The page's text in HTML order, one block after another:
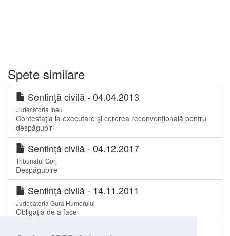
Spete similare
Sentinţă civilă - 04.04.2013
Judecătoria Ineu
Contestaţia la executare şi cererea reconvenţională pentru
despăgubiri
Sentinţă civilă - 04.12.2017
Tribunalul Gorj
Despăgubire
Sentinţă civilă - 14.11.2011
Judecătoria Gura Humorului
Obligaţia de a face
Hotărâre - 13.11.2009